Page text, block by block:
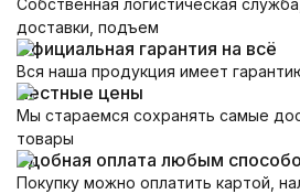
доставки, подъем
Официальная гарантия на всё
Вся наша продукция имеет
Честные цены
Мы стараемся сохранять самые
товары
Удобная оплата любым
Покупку можно оплатить картой,